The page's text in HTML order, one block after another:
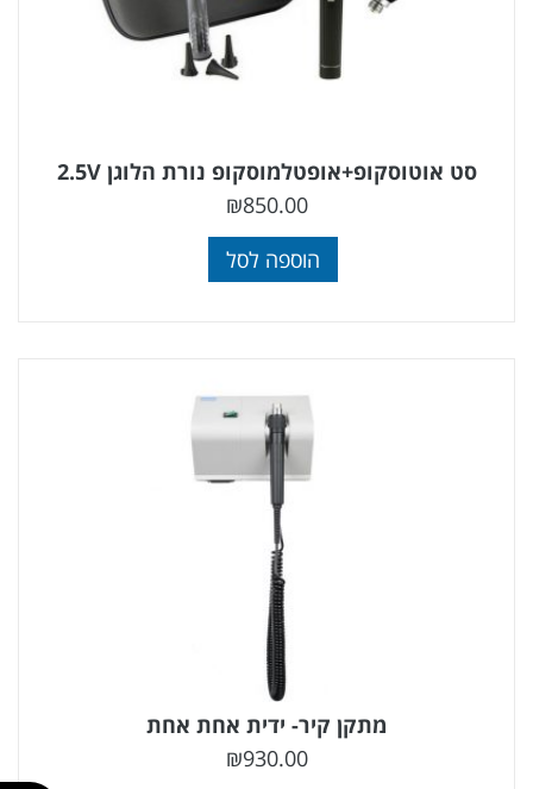
סט אוטוסקופ+אופטלמוסקופ נורת הלוגן 2.5V
₪850.00
הוספה לסל
מתקן קיר- ידית אחת אחת
₪930.00